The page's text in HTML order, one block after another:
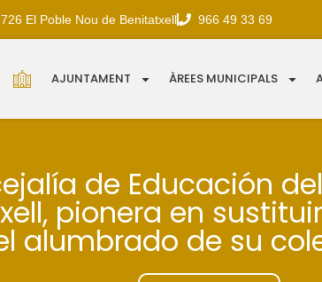
El Poble Nou de Benitatxell 966 49 33 69
AJUNTAMENT ÀREES MUNICIPALS
de Educación
pionera en
alumbrado de su